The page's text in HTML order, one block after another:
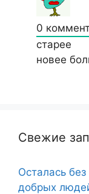
0
старее
новее
Свежие
Осталась
добрых